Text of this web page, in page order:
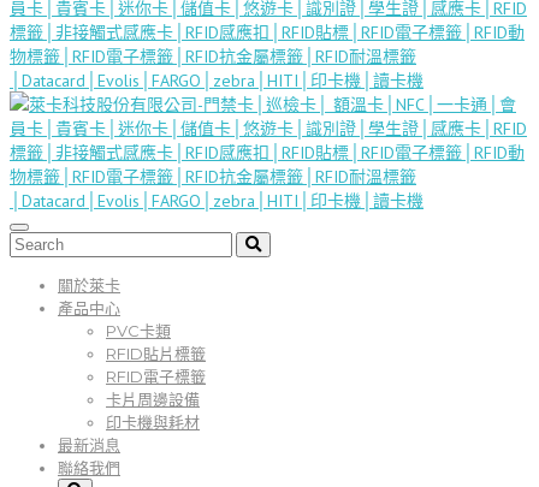
關於萊卡
產品中心
PVC卡類
RFID貼片標籤
RFID電子標籤
卡片周邊設備
印卡機與耗材
最新消息
聯絡我們